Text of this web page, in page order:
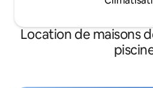
Location de maisons